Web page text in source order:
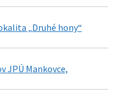
„Druhé hony“
JPÚ Mankovce,